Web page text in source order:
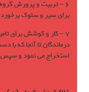
6 – تربيت و پرورش
برای سير و سلوک
7 – کار و کوشش برای
درماندگان تا آنجا که
استخراج مي نمود و سپس